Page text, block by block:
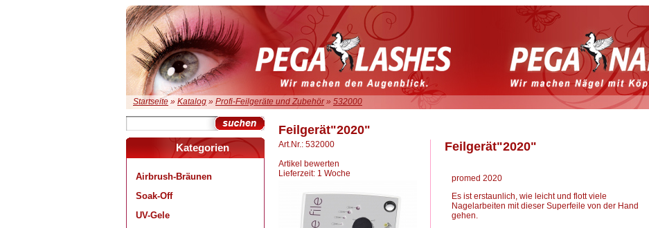
Startseite » Katalog » Profi-Feilgeräte und Zubehör» 532000
Kategorien
Airbrush-Bräunen
Soak-Off
UV-Gele
Feilgerät"2020"
Art.Nr.: 532000
Artikel bewerten
Lieferzeit: 1 Woche
Feilgerät"2020"
promed 2020
Es ist erstaunlich, wie leicht und flott viele
Nagelarbeiten mit dieser Superfeile von der Hand
gehen.